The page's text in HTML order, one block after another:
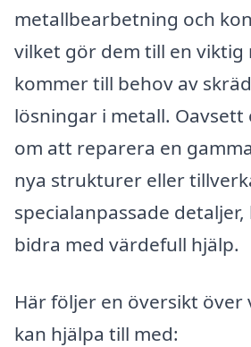
metallbearbetning och
vilket gör dem till en viktig
kommer till behov av
lösningar i metall.
om att reparera en
nya strukturer eller
specialanpassade detaljer,
bidra med värdefull hjälp.
Här följer en översikt över
kan hjälpa till med: